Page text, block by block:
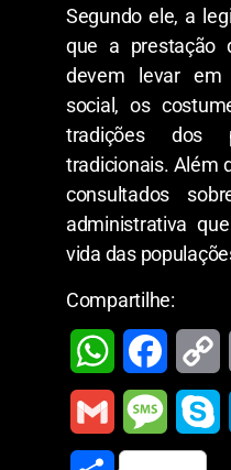
Segundo ele, a
que a prestação
devem levar em
social, os
tradições dos
tradicionais. Além
consultados
administrativa
vida das
Compartilhe:
W
h a o
m
M
e